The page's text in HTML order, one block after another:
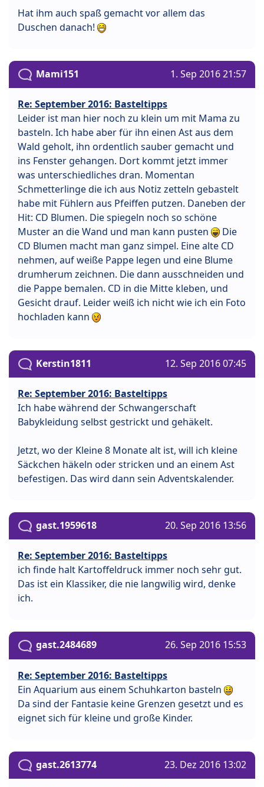
Hat ihm auch spaß gemacht vor allem das
Duschen danach!
Mami151 1. Sep 2016 21:57
Re: September 2016: Basteltipps
Leider ist man hier noch zu klein um mit Mama zu
basteln. Ich habe aber für ihn einen Ast aus dem
Wald geholt, ihn ordentlich sauber gemacht und
ins Fenster gehangen. Dort kommt jetzt immer
was unterschiedliches dran. Momentan
Schmetterlinge die ich aus Notiz zetteln gebastelt
habe mit Fühlern aus Pfeiffen putzen. Daneben der
Hit: CD Blumen. Die spiegeln noch so schöne
Muster an die Wand und man kann pusten
Die
CD Blumen macht man ganz simpel. Eine alte CD
nehmen, auf weiße Pappe legen und eine Blume
drumherum zeichnen. Die dann ausschneiden und
die Pappe bemalen. CD in die Mitte kleben, und
Gesicht drauf. Leider weiß ich nicht wie ich ein Foto
hochladen kann
Kerstin1811 12. Sep 2016 07:45
Re: September 2016: Basteltipps
Ich habe während der Schwangerschaft
Babykleidung selbst gestrickt und gehäkelt.
Jetzt, wo der Kleine 8 Monate alt ist, will ich kleine
Säckchen häkeln oder stricken und an einem Ast
befestigen. Das wird dann sein Adventskalender.
gast.1959618 20. Sep 2016 13:56
Re: September 2016: Basteltipps
ich finde halt Kartoffeldruck immer noch sehr gut.
Das ist ein Klassiker, die nie langwilig wird, denke
ich.
gast.2484689 26. Sep 2016 15:53
Re: September 2016: Basteltipps
Ein Aquarium aus einem Schuhkarton basteln
Da sind der Fantasie keine Grenzen gesetzt und es
eignet sich für kleine und große Kinder.
gast.2613774 23. Dez 2016 13:02